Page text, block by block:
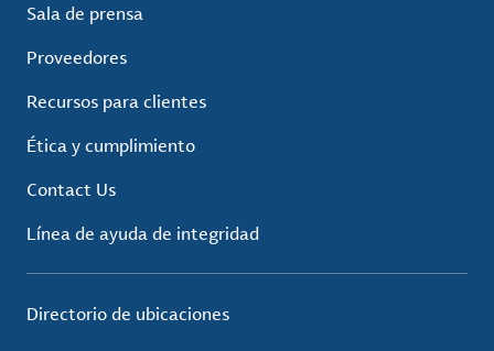
Sala de prensa
Proveedores
Recursos para clientes
Ética y cumplimiento
Contact Us
Línea de ayuda de integridad
Directorio de ubicaciones